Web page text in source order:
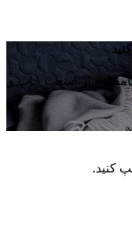
از صنعت چاپ و
کنید.